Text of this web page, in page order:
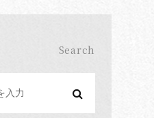
Search